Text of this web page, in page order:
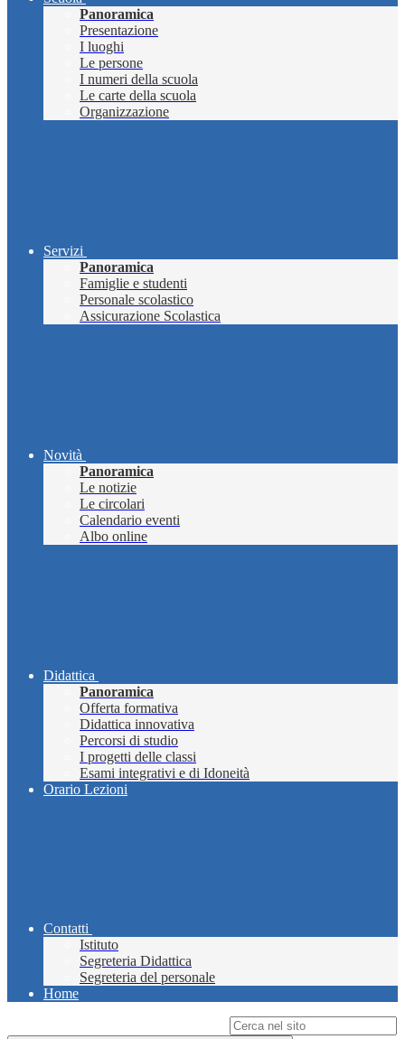
Panoramica
Presentazione
I luoghi
Le persone
I numeri della scuola
Le carte della scuola
Organizzazione
Servizi
Panoramica
Famiglie e studenti
Personale scolastico
Assicurazione Scolastica
Novità
Panoramica
Le notizie
Le circolari
Calendario eventi
Albo online
Didattica
Panoramica
Offerta formativa
Didattica innovativa
Percorsi di studio
I progetti delle classi
Esami integrativi e di Idoneità
Orario Lezioni
Contatti
Istituto
Segreteria Didattica
Segreteria del personale
Home